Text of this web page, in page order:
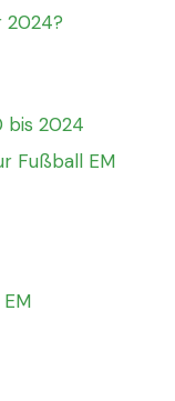
2024?
bis 2024
Fußball EM